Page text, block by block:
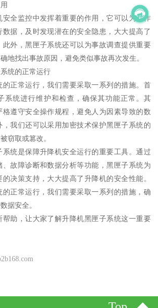
安全监控中发挥着重要的作用，它可以为操作
数据，及时发现潜在的安全隐患，大大提高了
此外，黑匣子系统还可以为事故调查提供重要
地找出事故原因，避免类似事故再次发生。
统的正常运行
的正常运行，我们需要采取一系列的措施。首
系统进行维护和检查，确保其功能正常。其
格遵守安全操作规程，避免人为因素导致的数
我们还可以采用加密技术保护黑匣子系统的
窃取或篡改。
统是保障升降机安全运行的重要工具。通过
、故障诊断和数据分析等功能，黑匣子系统为
决策支持，大大提高了升降机的安全性能。
的正常运行，我们需要采取一系列的措施，确
据安全。
帮助，让大家了解升降机黑匣子系统这一重要